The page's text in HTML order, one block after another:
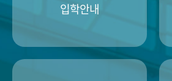
입학안내